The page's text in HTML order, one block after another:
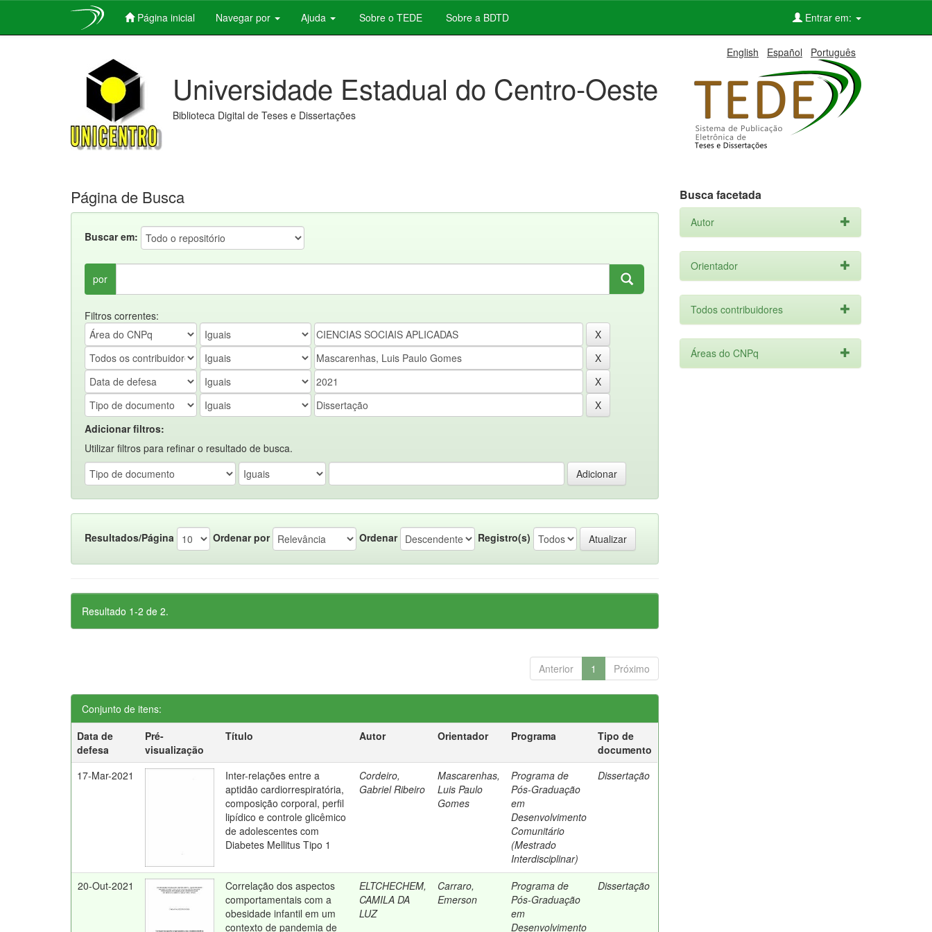
Página inicial Navegar por Ajuda Sobre o TEDE Sobre a BDTD Entrar em:
English Español Português
Universidade Estadual do Centro-Oeste
Biblioteca Digital de Teses e Dissertações
Página de Busca
Buscar em:
por
Filtros correntes:
Adicionar filtros:
Utilizar filtros para refinar o resultado de busca.
Resultados/Página Ordenar por Ordenar Registro(s)
Resultado 1-2 de 2.
Anterior 1 Próximo
Conjunto de itens:
Data de
defesa
Pré-
visualização
Título Autor Orientador Programa
Tipo de
documento
17-Mar-2021
Inter-relações entre a
aptidão cardiorrespiratória,
composição corporal, perfil
lipídico e controle glicêmico
de adolescentes com
Diabetes Mellitus Tipo 1
Cordeiro,
Gabriel Ribeiro
Mascarenhas,
Luis Paulo
Gomes
Programa de
Pós-Graduação
em
Desenvolvimento
Comunitário
(Mestrado
Interdisciplinar)
Dissertação
20-Out-2021
Correlação dos aspectos
comportamentais com a
obesidade infantil em um
contexto de pandemia de
ELTCHECHEM,
CAMILA DA
LUZ
Carraro,
Emerson
Programa de
Pós-Graduação
em
Desenvolvimento
Dissertação
Busca facetada
Autor
Orientador
Todos contribuidores
Áreas do CNPq